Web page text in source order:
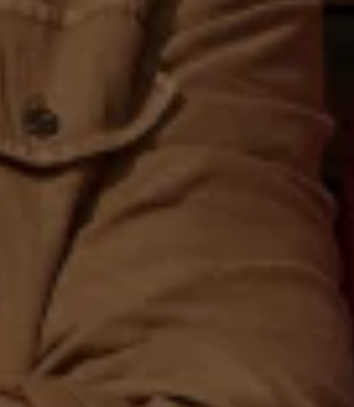
Warn- und Kontrollleuchten
Digitale Betriebsanleitung
Live Beratung
Transport
Elektromobilität
Volkswagen R
Pannen- und Unfallhilfe
Volkswagen Kundenbetreuung